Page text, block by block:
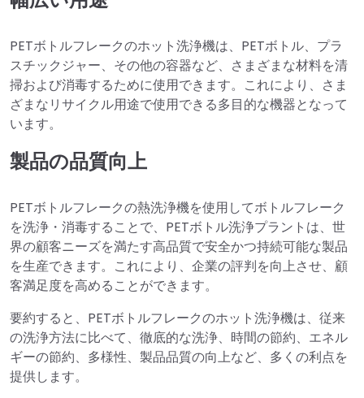
PETボトルフレークのホット洗浄機は、PETボトル、プラ
スチックジャー、その他の容器など、さまざまな材料を清
掃および消毒するために使用できます。これにより、さま
ざまなリサイクル用途で使用できる多目的な機器となって
います。
製品の品質向上
PETボトルフレークの熱洗浄機を使用してボトルフレーク
を洗浄・消毒することで、PETボトル洗浄プラントは、世
界の顧客ニーズを満たす高品質で安全かつ持続可能な製品
を生産できます。これにより、企業の評判を向上させ、顧
客満足度を高めることができます。
要約すると、PETボトルフレークのホット洗浄機は、従来
の洗浄方法に比べて、徹底的な洗浄、時間の節約、エネル
ギーの節約、多様性、製品品質の向上など、多くの利点を
提供します。